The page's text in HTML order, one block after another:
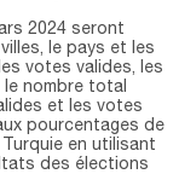
2024 seront
le pays et les
votes valides, les
nombre total
et les votes
pourcentages de
en utilisant
des élections